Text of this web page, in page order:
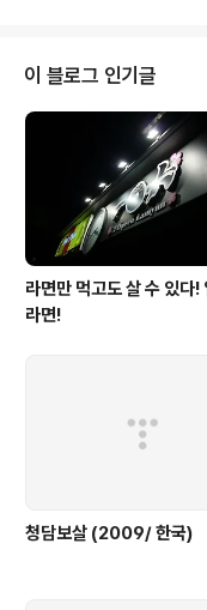
패고~~말안듯는다고해서 패
분이 나빠그래서패고 그렇게
않아번호2바퀴다지금 형이 기
그러니깐 조용히 따라와라 -
매력이라고 한다면, 공공의
서 홍종두가 단지 연기가 아니
이 블로그 인기글
라면만 먹고도 살 수 있다!
라면!
청담보살 (2009/ 한국)